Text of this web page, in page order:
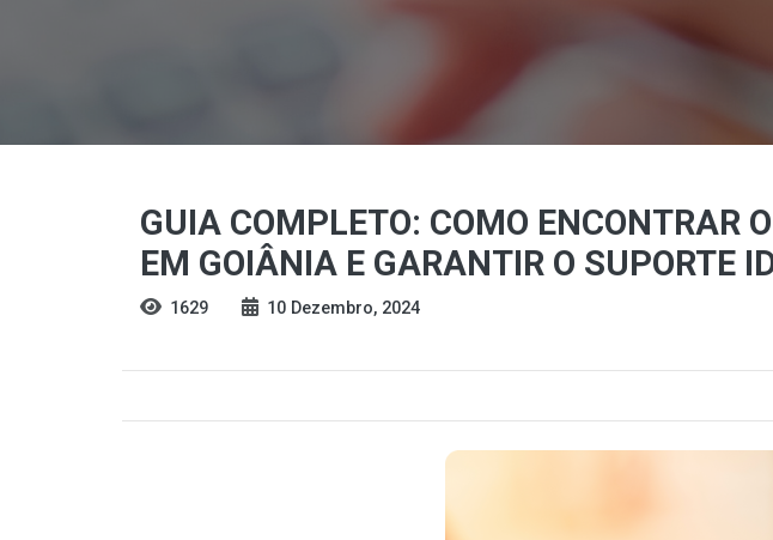
GUIA COMPLETO: COMO ENCONTRAR
EM GOIÂNIA E GARANTIR O SUPORTE
1629 10 Dezembro, 2024